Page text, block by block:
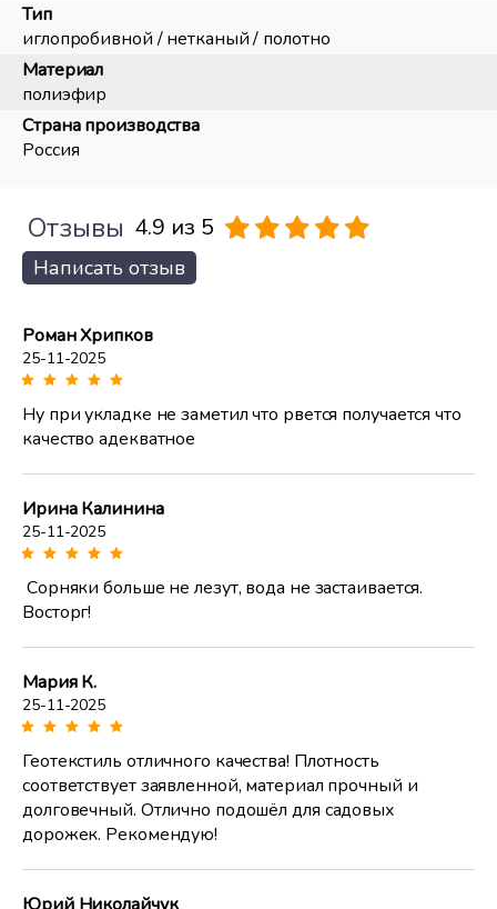
Тип
иглопробивной / нетканый / полотно
Материал
полиэфир
Страна производства
Россия
Отзывы 4.9 из 5
Написать отзыв
Роман Хрипков
25-11-2025
Ну при укладке не заметил что рвется получается что
качество адекватное
Ирина Калинина
25-11-2025
Сорняки больше не лезут, вода не застаивается.
Восторг!
Мария К.
25-11-2025
Геотекстиль отличного качества! Плотность
соответствует заявленной, материал прочный и
долговечный. Отлично подошёл для садовых
дорожек. Рекомендую!